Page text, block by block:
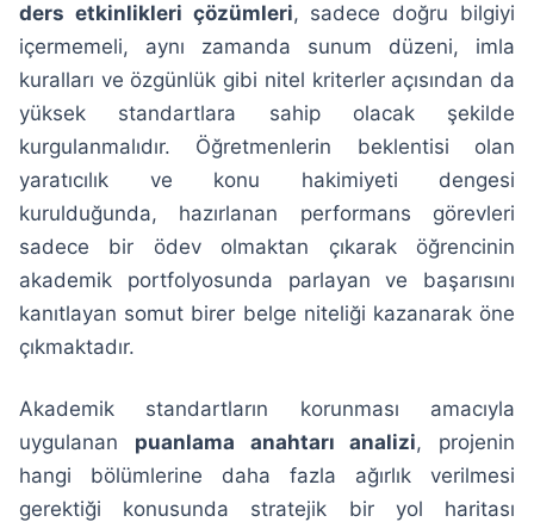
ders etkinlikleri çözümleri, sadece doğru bilgiyi
içermemeli, aynı zamanda sunum düzeni, imla
kuralları ve özgünlük gibi nitel kriterler açısından da
yüksek standartlara sahip olacak şekilde
kurgulanmalıdır. Öğretmenlerin beklentisi olan
yaratıcılık ve konu hakimiyeti dengesi
kurulduğunda, hazırlanan performans görevleri
sadece bir ödev olmaktan çıkarak öğrencinin
akademik portfolyosunda parlayan ve başarısını
kanıtlayan somut birer belge niteliği kazanarak öne
çıkmaktadır.
Akademik standartların korunması amacıyla
uygulanan puanlama anahtarı analizi, projenin
hangi bölümlerine daha fazla ağırlık verilmesi
gerektiği konusunda stratejik bir yol haritası